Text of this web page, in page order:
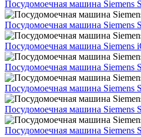
Посудомоечная машина Siemens
Посудомоечная машина Siemens
Посудомоечная машина Siemens
Посудомоечная машина Siemens
Посудомоечная машина Siemens
Посудомоечная машина Siemens
Посудомоечная машина Siemens